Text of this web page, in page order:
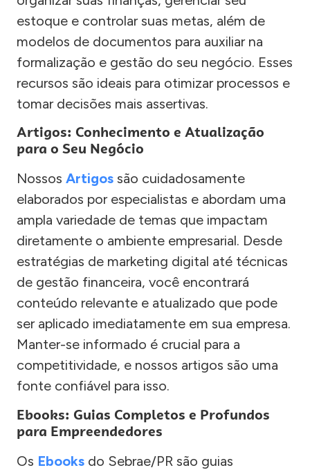
estoque e controlar suas metas, além de
modelos de documentos para auxiliar na
formalização e gestão do seu negócio. Esses
recursos são ideais para otimizar processos e
tomar decisões mais assertivas.
Artigos: Conhecimento e Atualização
para o Seu Negócio
Nossos Artigos são cuidadosamente
elaborados por especialistas e abordam uma
ampla variedade de temas que impactam
diretamente o ambiente empresarial. Desde
estratégias de marketing digital até técnicas
de gestão financeira, você encontrará
conteúdo relevante e atualizado que pode
ser aplicado imediatamente em sua empresa.
Manter-se informado é crucial para a
competitividade, e nossos artigos são uma
fonte confiável para isso.
Ebooks: Guias Completos e Profundos
para Empreendedores
Os Ebooks do Sebrae/PR são guias